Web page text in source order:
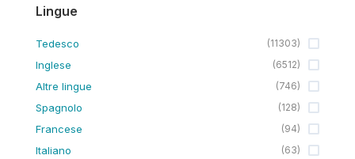
Lingue
Tedesco (11303)
Inglese (6512)
Altre lingue (746)
Spagnolo (128)
Francese (94)
Italiano (63)